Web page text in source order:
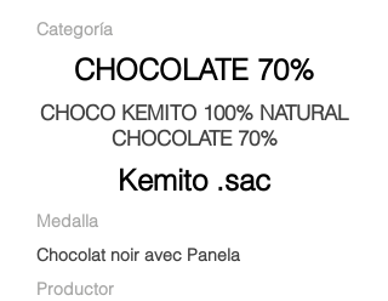
Categoría
CHOCOLATE 70%
CHOCO KEMITO 100% NATURAL
CHOCOLATE 70%
Kemito .sac
Medalla
Chocolat noir avec Panela
Productor